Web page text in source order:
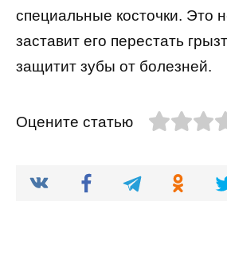
специальные косточки. Это
заставит его перестать
защитит зубы от болезней.
Оцените статью